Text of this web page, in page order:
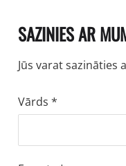
SAZINIES AR
Jūs varat
Vārds*